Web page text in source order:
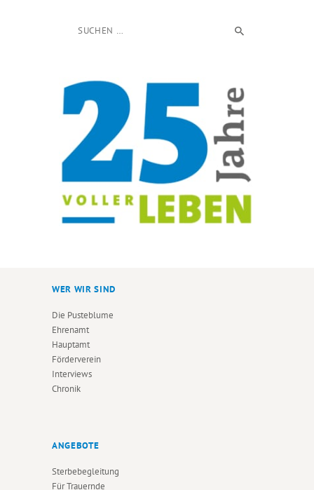
WER WIR SIND
Die Pusteblume
Ehrenamt
Hauptamt
Förderverein
Interviews
Chronik
ANGEBOTE
Sterbebegleitung
Für Trauernde